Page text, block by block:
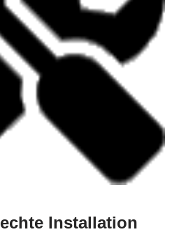
Installation